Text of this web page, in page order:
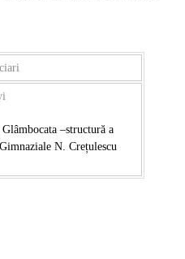
Glâmbocata –structură a
N. Crețulescu